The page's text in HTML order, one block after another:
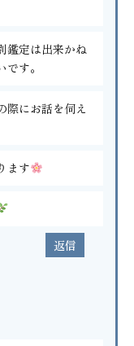
鑑定は出来かね
す。
際にお話を伺え
ます
返信